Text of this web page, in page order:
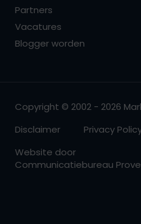
Partners
Vacatures
Blogger worden
Copyright © 2002 - 2026
Disclaimer
Privacy
Website door
Communicatiebureau